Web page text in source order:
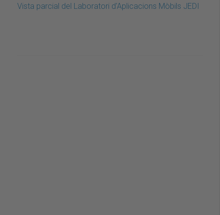
Vista parcial del Laboratori d'Aplicacions Mòbils JEDI